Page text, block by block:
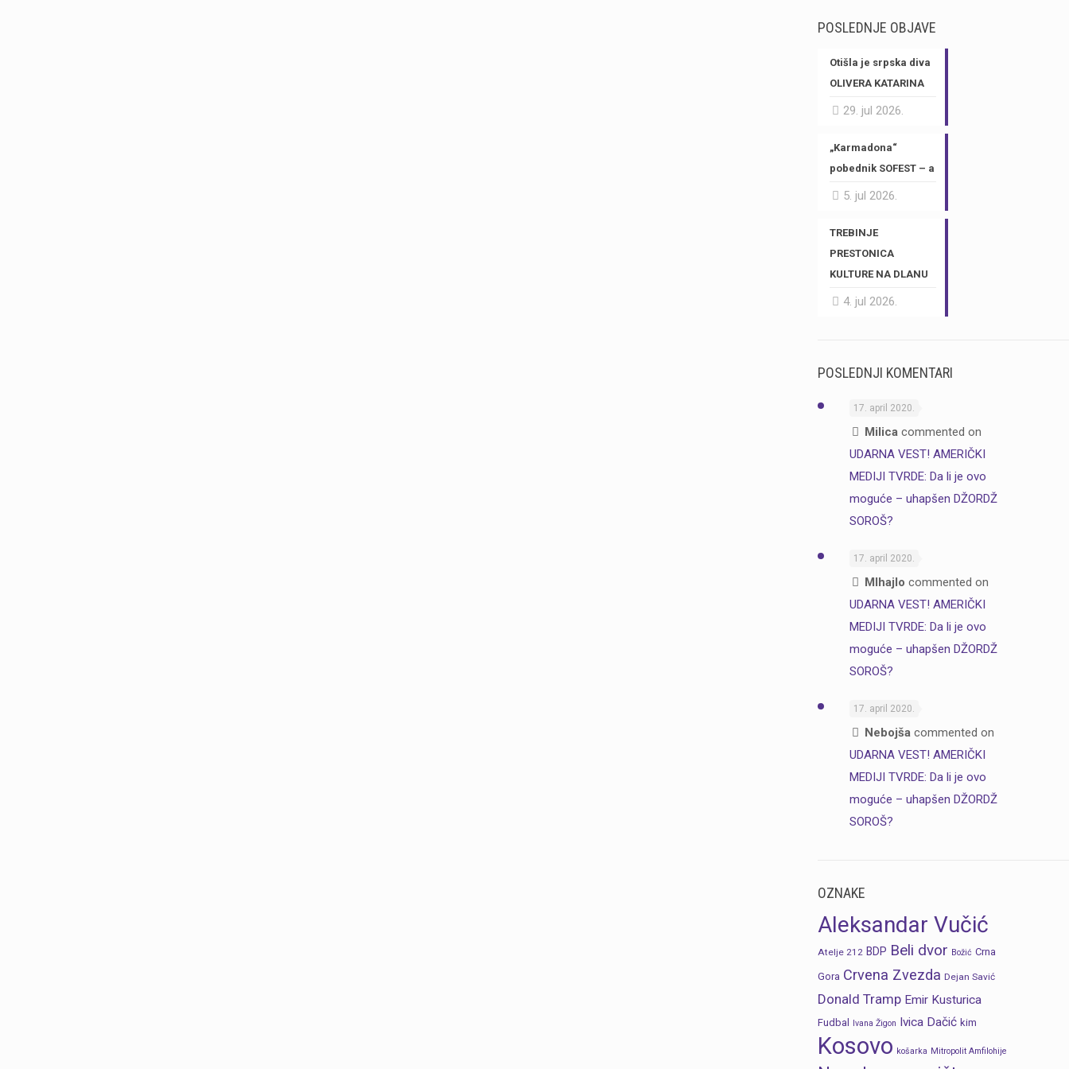
POSLEDNJE OBJAVE
Otišla je srpska diva
OLIVERA KATARINA
29. jul 2026.
„Karmadona“
pobednik SOFEST – a
5. jul 2026.
TREBINJE
PRESTONICA
KULTURE NA DLANU
4. jul 2026.
POSLEDNJI KOMENTARI
17. april 2020.
Milicacommented on
UDARNA VEST! AMERIČKI
MEDIJI TVRDE: Da li je ovo
moguće – uhapšen DŽORDŽ
SOROŠ?
17. april 2020.
MIhajlo commented on
UDARNA VEST! AMERIČKI
MEDIJI TVRDE: Da li je ovo
moguće – uhapšen DŽORDŽ
SOROŠ?
17. april 2020.
Nebojšacommented on
UDARNA VEST! AMERIČKI
MEDIJI TVRDE: Da li je ovo
moguće – uhapšen DŽORDŽ
SOROŠ?
OZNAKE
Aleksandar Vučić
Atelje 212 BDP Beli dvor Božić Crna
Gora Crvena Zvezda Dejan Savić
Donald Tramp Emir Kusturica
Fudbal Ivana Žigon Ivica Dačić kim
Kosovo košarka Mitropolit Amfilohije